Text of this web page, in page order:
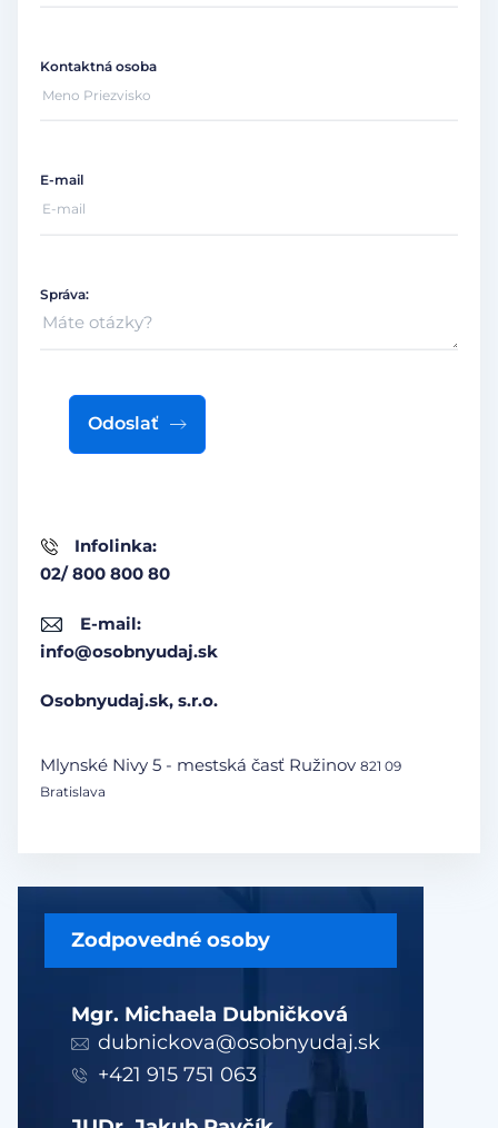
Zodpovedné osoby
Mgr. Michaela Dubničková
dubnickova@osobnyudaj.sk
+421 915 751 063
Infolinka:
02/ 800 800 80
E-mail:
info@osobnyudaj.sk
Osobnyudaj.sk, s.r.o.
Mlynské Nivy 5 - mestská časť Ružinov 821 09
Bratislava
Kontaktná osoba
E-mail
Správa:
Odoslať